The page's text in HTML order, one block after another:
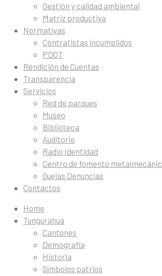
Gestión y calidad ambiental
Matriz productiva
Normativas
Contratistas incumplidos
PDOT
Rendición de Cuentas
Transparencia
Servicios
Red de parques
Museo
Biblioteca
Auditorio
Radio Identidad
Centro de fomento
Quejas Denuncias
Contactos
Home
Tungurahua
Cantones
Demografía
Historia
Símbolos patrios